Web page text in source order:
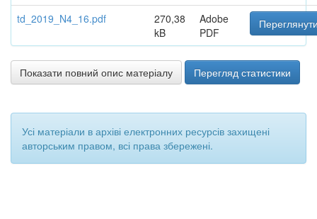
td_2019_N4_16.pdf
270,38
kB
Adobe
PDF
Показати повний опис матеріалу Перегляд статистики
Усі матеріали в архіві електронних ресурсів захищені
авторським правом, всі права збережені.